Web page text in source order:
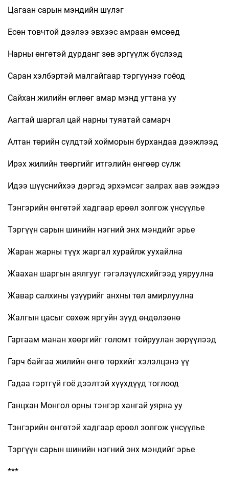
Цагаан сарын мэндийн шүлэг
Есөн товчтой дээлээ эвхээс амраан өмсөөд
Нарны өнгөтэй дурданг зөв эргүүлж бүслээд
Саран хэлбэртэй малгайгаар тэргүүнээ гоёод
Сайхан жилийн өглөөг амар мэнд угтана уу
Аагтай шаргал цай нарны туяатай самарч
Алтан төрийн сүлдтэй хойморын бурхандаа дээжлээд
Ирэх жилийн төөргийг итгэлийн өнгөөр сүлж
Идээ шүүснийхээ дэргэд эрхэмсэг залрах аав ээждээ
Тэнгэрийн өнгөтэй хадгаар ерөөл золгож үнсүүлье
Тэргүүн сарын шинийн нэгний энх мэндийг эрье
Жаран жарны түүх жаргал хурайлж уухайлна
Жаахан шаргын аялгууг гэгэлзүүлсхийгээд уяруулна
Жавар салхины үзүүрийг анхны төл амирлуулна
Жалгын цасыг сөхөж яргуйн зүүд өндөлзөнө
Гартаам манан хөөргийг голомт тойруулан зөрүүлээд
Гарч байгаа жилийн өнгө төрхийг хэлэлцэнэ үү
Гадаа гэртгүй гоё дээлтэй хүүхдүүд тоглоод
Ганцхан Монгол орны тэнгэр хангай уярна уу
Тэнгэрийн өнгөтэй хадгаар ерөөл золгож үнсүүлье
Тэргүүн сарын шинийн нэгний энх мэндийг эрье
***